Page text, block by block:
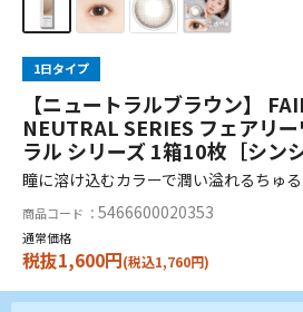
1日タイプ
【ニュートラルブラウン】
NEUTRAL SERIES フェアリ
ラル シリーズ 1箱10枚［シンシ
瞳に溶け込むカラーで潤い溢れるちゅ
商品コード ： 5466600020353
通常価格
税抜1,600円(税込1,760円)